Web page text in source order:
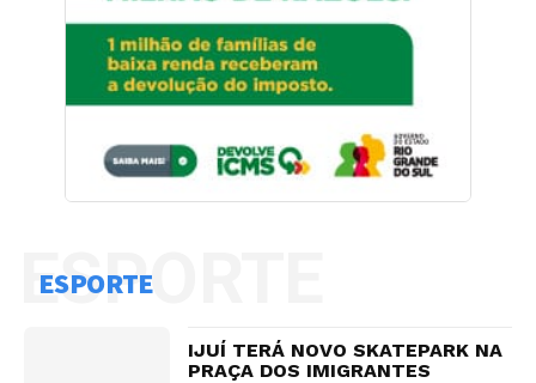
ESPORTE
ESPORTE
IJUÍ TERÁ NOVO SKATEPARK NA
PRAÇA DOS IMIGRANTES